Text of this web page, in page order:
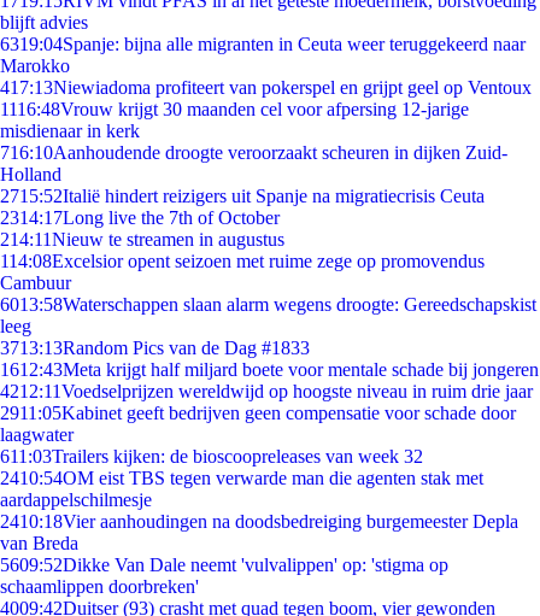
blijft advies
6319:04Spanje: bijna alle migranten in Ceuta weer teruggekeerd naar
Marokko
417:13Niewiadoma profiteert van pokerspel en grijpt geel op Ventoux
1116:48Vrouw krijgt 30 maanden cel voor afpersing 12-jarige
misdienaar in kerk
716:10Aanhoudende droogte veroorzaakt scheuren in dijken Zuid-
Holland
2715:52Italië hindert reizigers uit Spanje na migratiecrisis Ceuta
2314:17Long live the 7th of October
214:11Nieuw te streamen in augustus
114:08Excelsior opent seizoen met ruime zege op promovendus
Cambuur
6013:58Waterschappen slaan alarm wegens droogte: Gereedschapskist
leeg
3713:13Random Pics van de Dag #1833
1612:43Meta krijgt half miljard boete voor mentale schade bij jongeren
4212:11Voedselprijzen wereldwijd op hoogste niveau in ruim drie jaar
2911:05Kabinet geeft bedrijven geen compensatie voor schade door
laagwater
611:03Trailers kijken: de bioscoopreleases van week 32
2410:54OM eist TBS tegen verwarde man die agenten stak met
aardappelschilmesje
2410:18Vier aanhoudingen na doodsbedreiging burgemeester Depla
van Breda
5609:52Dikke Van Dale neemt 'vulvalippen' op: 'stigma op
schaamlippen doorbreken'
4009:42Duitser (93) crasht met quad tegen boom, vier gewonden